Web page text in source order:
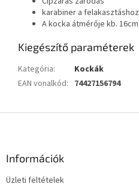
karabiner a felakasztáshoz
A kocka átmérője kb. 16cm
Kiegészítő paraméterek
Kategória:
Kockák
EAN vonalkód: 74427156794
Információk
Üzleti feltételek